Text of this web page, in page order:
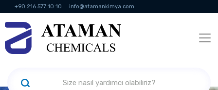
+90 216 577 10 10 info@atamankimya.com
KVKK Politikası Bilgi Toplumu Hizmetleri